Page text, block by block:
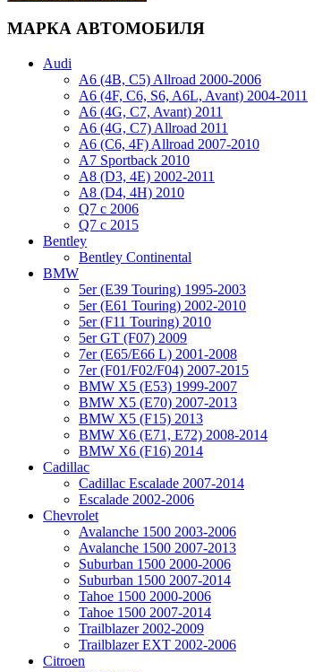
МАРКА АВТОМОБИЛЯ
Audi
A6 (4B, C5) Allroad 2000-2006
A6 (4F, C6, S6, A6L, Avant) 2004-2011
A6 (4G, C7, Avant) 2011
A6 (4G, C7) Allroad 2011
A6 (C6, 4F) Allroad 2007-2010
A7 Sportback 2010
A8 (D3, 4E) 2002-2011
A8 (D4, 4H) 2010
Q7 с 2006
Q7 с 2015
Bentley
Bentley Continental
BMW
5er (E39 Touring) 1995-2003
5er (E61 Touring) 2002-2010
5er (F11 Touring) 2010
5er GT (F07) 2009
7er (E65/E66 L) 2001-2008
7er (F01/F02/F04) 2007-2015
BMW X5 (E53) 1999-2007
BMW X5 (E70) 2007-2013
BMW X5 (F15) 2013
BMW X6 (E71, E72) 2008-2014
BMW X6 (F16) 2014
Cadillac
Cadillac Escalade 2007-2014
Escalade 2002-2006
Chevrolet
Avalanche 1500 2003-2006
Avalanche 1500 2007-2013
Suburban 1500 2000-2006
Suburban 1500 2007-2014
Tahoe 1500 2000-2006
Tahoe 1500 2007-2014
Trailblazer 2002-2009
Trailblazer EXT 2002-2006
Citroen